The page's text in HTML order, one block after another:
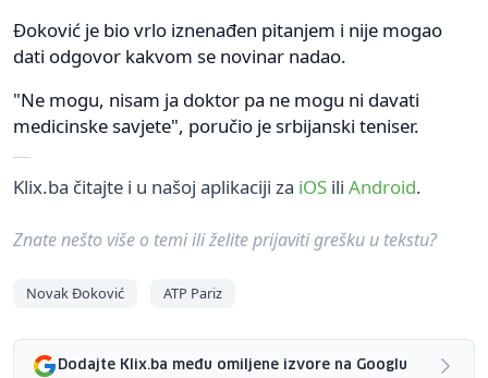
Đoković je bio vrlo iznenađen pitanjem i nije mogao
dati odgovor kakvom se novinar nadao.
"Ne mogu, nisam ja doktor pa ne mogu ni davati
medicinske savjete", poručio je srbijanski teniser.
Klix.ba čitajte i u našoj aplikaciji za iOS ili Android.
Znate nešto više o temi ili želite prijaviti grešku u tekstu?
Novak Đoković ATP Pariz
Dodajte Klix.ba među omiljene izvore na Googlu